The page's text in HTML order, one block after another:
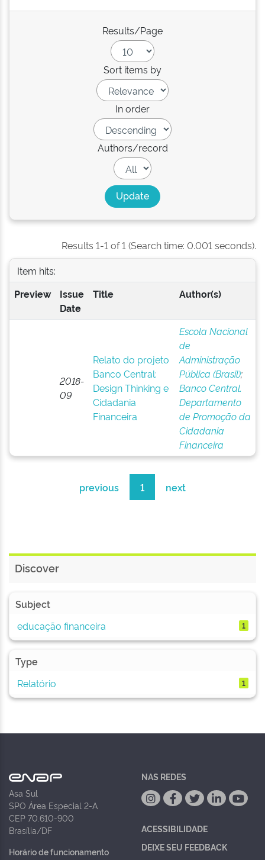
Results/Page
Sort items by
In order
Authors/record
Results 1-1 of 1 (Search time: 0.001 seconds).
Item hits:
Preview
Issue
Date
Title Author(s)
2018-
09
Relato do projeto
Banco Central:
Design Thinking e
Cidadania
Financeira
Escola Nacional
de
Administração
Pública (Brasil);
Banco Central.
Departamento
de Promoção da
Cidadania
Financeira
previous 1 next
Discover
Subject
educação financeira
1
Type
Relatório
1
Asa Sul
SPO Área Especial 2-A
CEP 70.610-900
Brasília/DF
Horário de funcionamento
NAS REDES
ACESSIBILIDADE
DEIXE SEU FEEDBACK